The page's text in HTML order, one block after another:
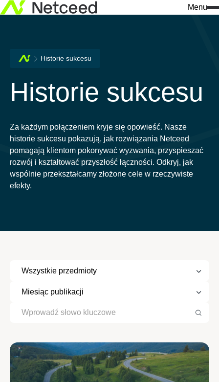
Menu
Historie sukcesu
Historie sukcesu
Za każdym połączeniem kryje się opowieść. Nasze
historie sukcesu pokazują, jak rozwiązania Netceed
pomagają klientom pokonywać wyzwania, przyspieszać
rozwój i kształtować przyszłość łączności. Odkryj, jak
wspólnie przekształcamy złożone cele w rzeczywiste
efekty.